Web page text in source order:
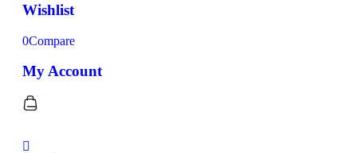
Wishlist
0Compare
My Account